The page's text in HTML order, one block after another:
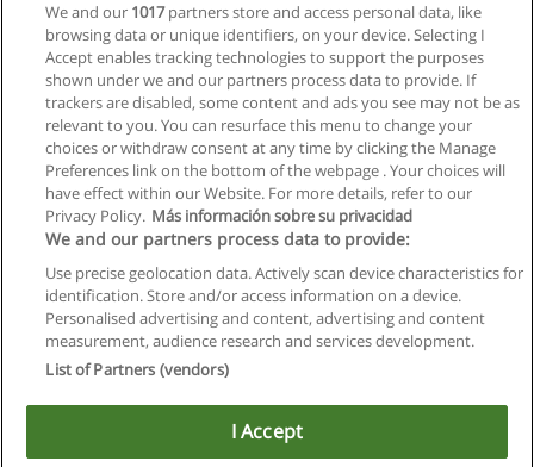
Kurs Mit Bildern arbeiten - Einführungskurs
E-Lisa Academy: E-Learning Netzwerk
Mehr Information
Allgemeinen geschäftsbedingungen
Datenschutzpolitik
In Verbindung setzen mit Educaedu
Copyright © Educaedu Business S.L. - CIF : B-95610580: -
We and our 1017partners store and access personal data, like
browsing data or unique identifiers, on your device. Selecting I
Accept enables tracking technologies to support the purposes
shown under we and our partners process data to provide. If
trackers are disabled, some content and ads you see may not be as
relevant to you. You can resurface this menu to change your
choices or withdraw consent at any time by clicking the Manage
Preferences link on the bottom of the webpage . Your choices will
have effect within our Website. For more details, refer to our
Privacy Policy. Más información sobre su privacidad
We and our partners process data to provide:
Use precise geolocation data. Actively scan device characteristics for
identification. Store and/or access information on a device.
Personalised advertising and content, advertising and content
measurement, audience research and services development.
List of Partners (vendors)
I Accept